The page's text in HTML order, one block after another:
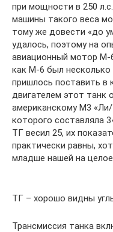
при мощности в 250
машины такого веса
тому же довести «до
удалось, поэтому на
авиационный мотор
как М-6 был несколько
пришлось поставить в
двигателем этот танк
американскому М3
которого составляла
ТГ весил 25, их
практически равны,
младше нашей на
ТГ – хорошо видны
Трансмиссия танка